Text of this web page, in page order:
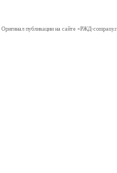
Оригинал публикации на сайте «РЖД-